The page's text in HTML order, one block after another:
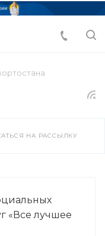
НА РАССЫЛКУ
«Все лучшее